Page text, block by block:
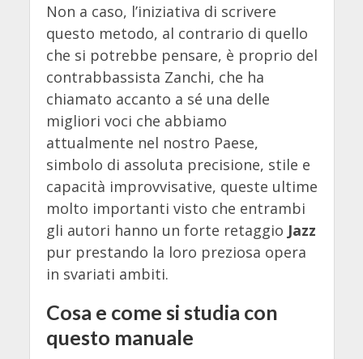
Non a caso, l’iniziativa di scrivere
questo metodo, al contrario di quello
che si potrebbe pensare, è proprio del
contrabbassista Zanchi, che ha
chiamato accanto a sé una delle
migliori voci che abbiamo
attualmente nel nostro Paese,
simbolo di assoluta precisione, stile e
capacità improvvisative, queste ultime
molto importanti visto che entrambi
gli autori hanno un forte retaggio Jazz
pur prestando la loro preziosa opera
in svariati ambiti.
Cosa e come si studia con
questo manuale